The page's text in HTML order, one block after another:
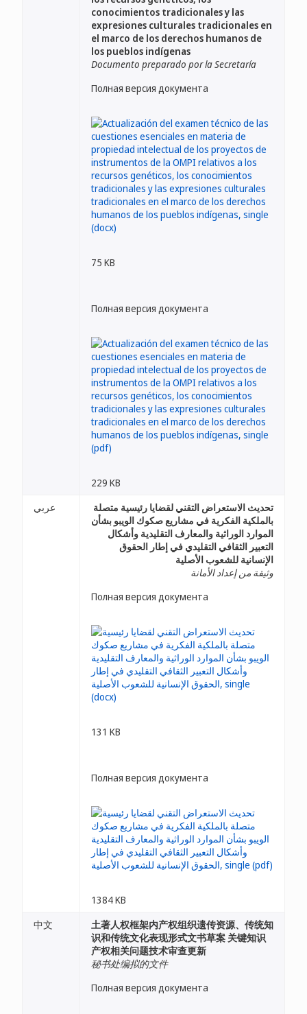
conocimientos tradicionales y las
expresiones culturales tradicionales en
el marco de los derechos humanos de
los pueblos indígenas
Documento preparado por la Secretaría
Полная версия документа
75 KB
Полная версия документа
229 KB
عربي
تحديث الاستعراض التقني لقضايا رئيسية متصلة
بالملكية الفكرية في مشاريع صكوك الويبو بشأن
الموارد الوراثية والمعارف التقليدية وأشكال
التعبير الثقافي التقليدي في إطار الحقوق
الإنسانية للشعوب الأصلية
وثيقة من إعداد الأمانة
Полная версия документа
131 KB
Полная версия документа
1384 KB
中文
土著人权框架内产权组织遗传资源、传统知
识和传统文化表现形式文书草案 关键知识
产权相关问题技术审查更新
秘书处编拟的文件
Полная версия документа